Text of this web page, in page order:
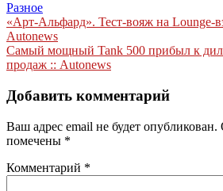
Разное
Навигация
по
записям
«Арт-Альфард». Тест-вояж на Lounge-
Autonews
Самый мощный Tank 500 прибыл к
продаж :: Autonews
Добавить комментарий
Ваш адрес email не будет опубликован.
помечены *
Комментарий *